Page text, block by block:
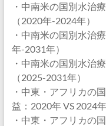
・中南米の国別水治
（2020年-2024年）
・中南米の国別水治
年-2031年）
・中南米の国別水治
（2025-2031年）
・中東・アフリカの
益：2020年 VS 2024
・中東・アフリカの